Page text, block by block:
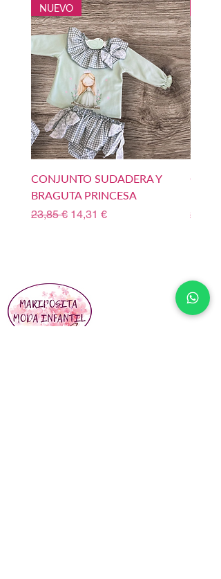
NUEVO
CONJUNTO SUDADERA Y
BRAGUTA PRINCESA
Precio
23,85 € Precio de oferta
14,31 €
Precio
23,85 €